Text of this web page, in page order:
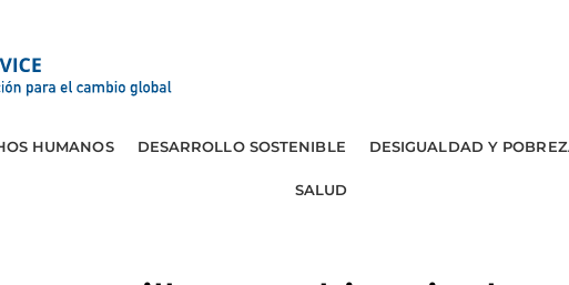
HUMANOS DESARROLLO SOSTENIBLE DESIGUALDAD Y
SALUD